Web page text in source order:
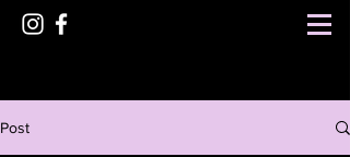
Post